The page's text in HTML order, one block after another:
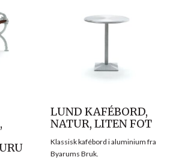
LUND KAFÉBORD,
NATUR, LITEN FOT
Klassisk kafébord i aluminium fra
Byarums Bruk.